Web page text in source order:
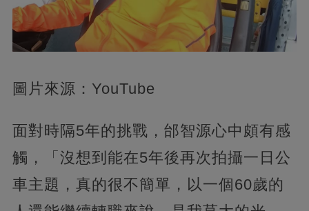
圖片來源：YouTube
面對時隔5年的挑戰，邰智源心中頗有感
觸，「沒想到能在5年後再次拍攝一日公
車主題，真的很不簡單，以一個60歲的